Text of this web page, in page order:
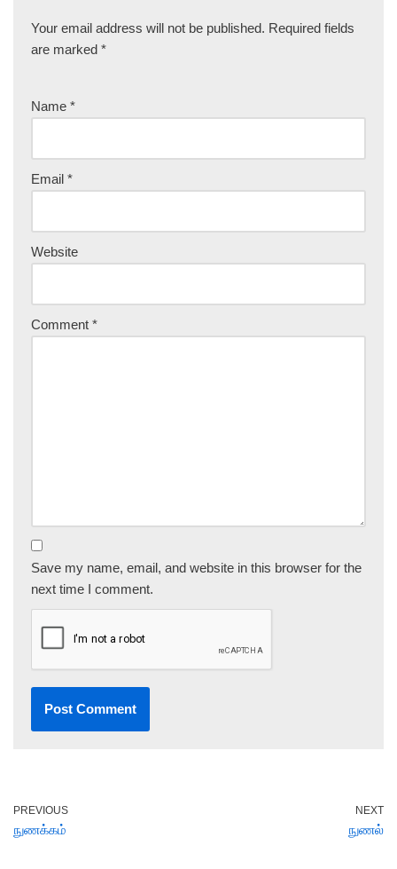
Your email address will not be published. Required fields
are marked *
Name *
Email *
Website
Comment *
Save my name, email, and website in this browser for the
next time I comment.
PREVIOUS
நுணக்கம்
NEXT
நுணல்